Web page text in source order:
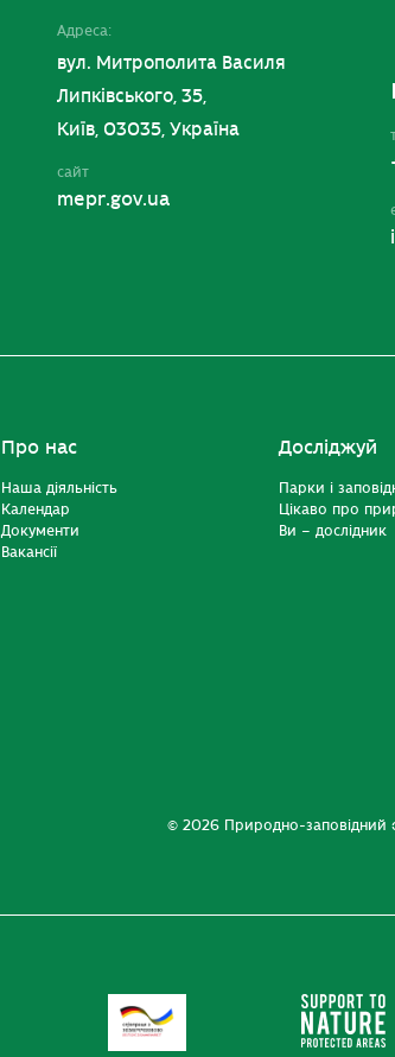
Адреса:
вул. Митрополита Василя
Липківського, 35,
Київ, 03035, Україна
сайт
mepr.gov.ua
Про нас
Наша діяльність
Календар
Документи
Вакансії
Досліджуй
Парки і
Цікаво про
Ви – дослідник
© 2026 Природно-заповідний